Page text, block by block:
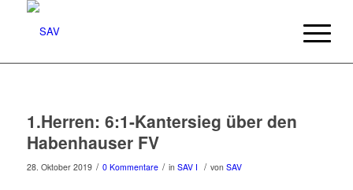
1.Herren: 6:1-Kantersieg über den
Habenhauser FV
28. Oktober 2019 / 0 Kommentare / in SAV I / von SAV